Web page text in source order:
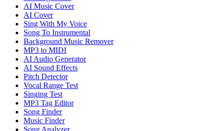
AI Music Cover
AI Cover
Sing With My Voice
Song To Instrumental
Background Music Remover
MP3 to MIDI
AI Audio Generator
AI Sound Effects
Pitch Detector
Vocal Range Test
Singing Test
MP3 Tag Editor
Song Finder
Music Finder
Song Analyzer